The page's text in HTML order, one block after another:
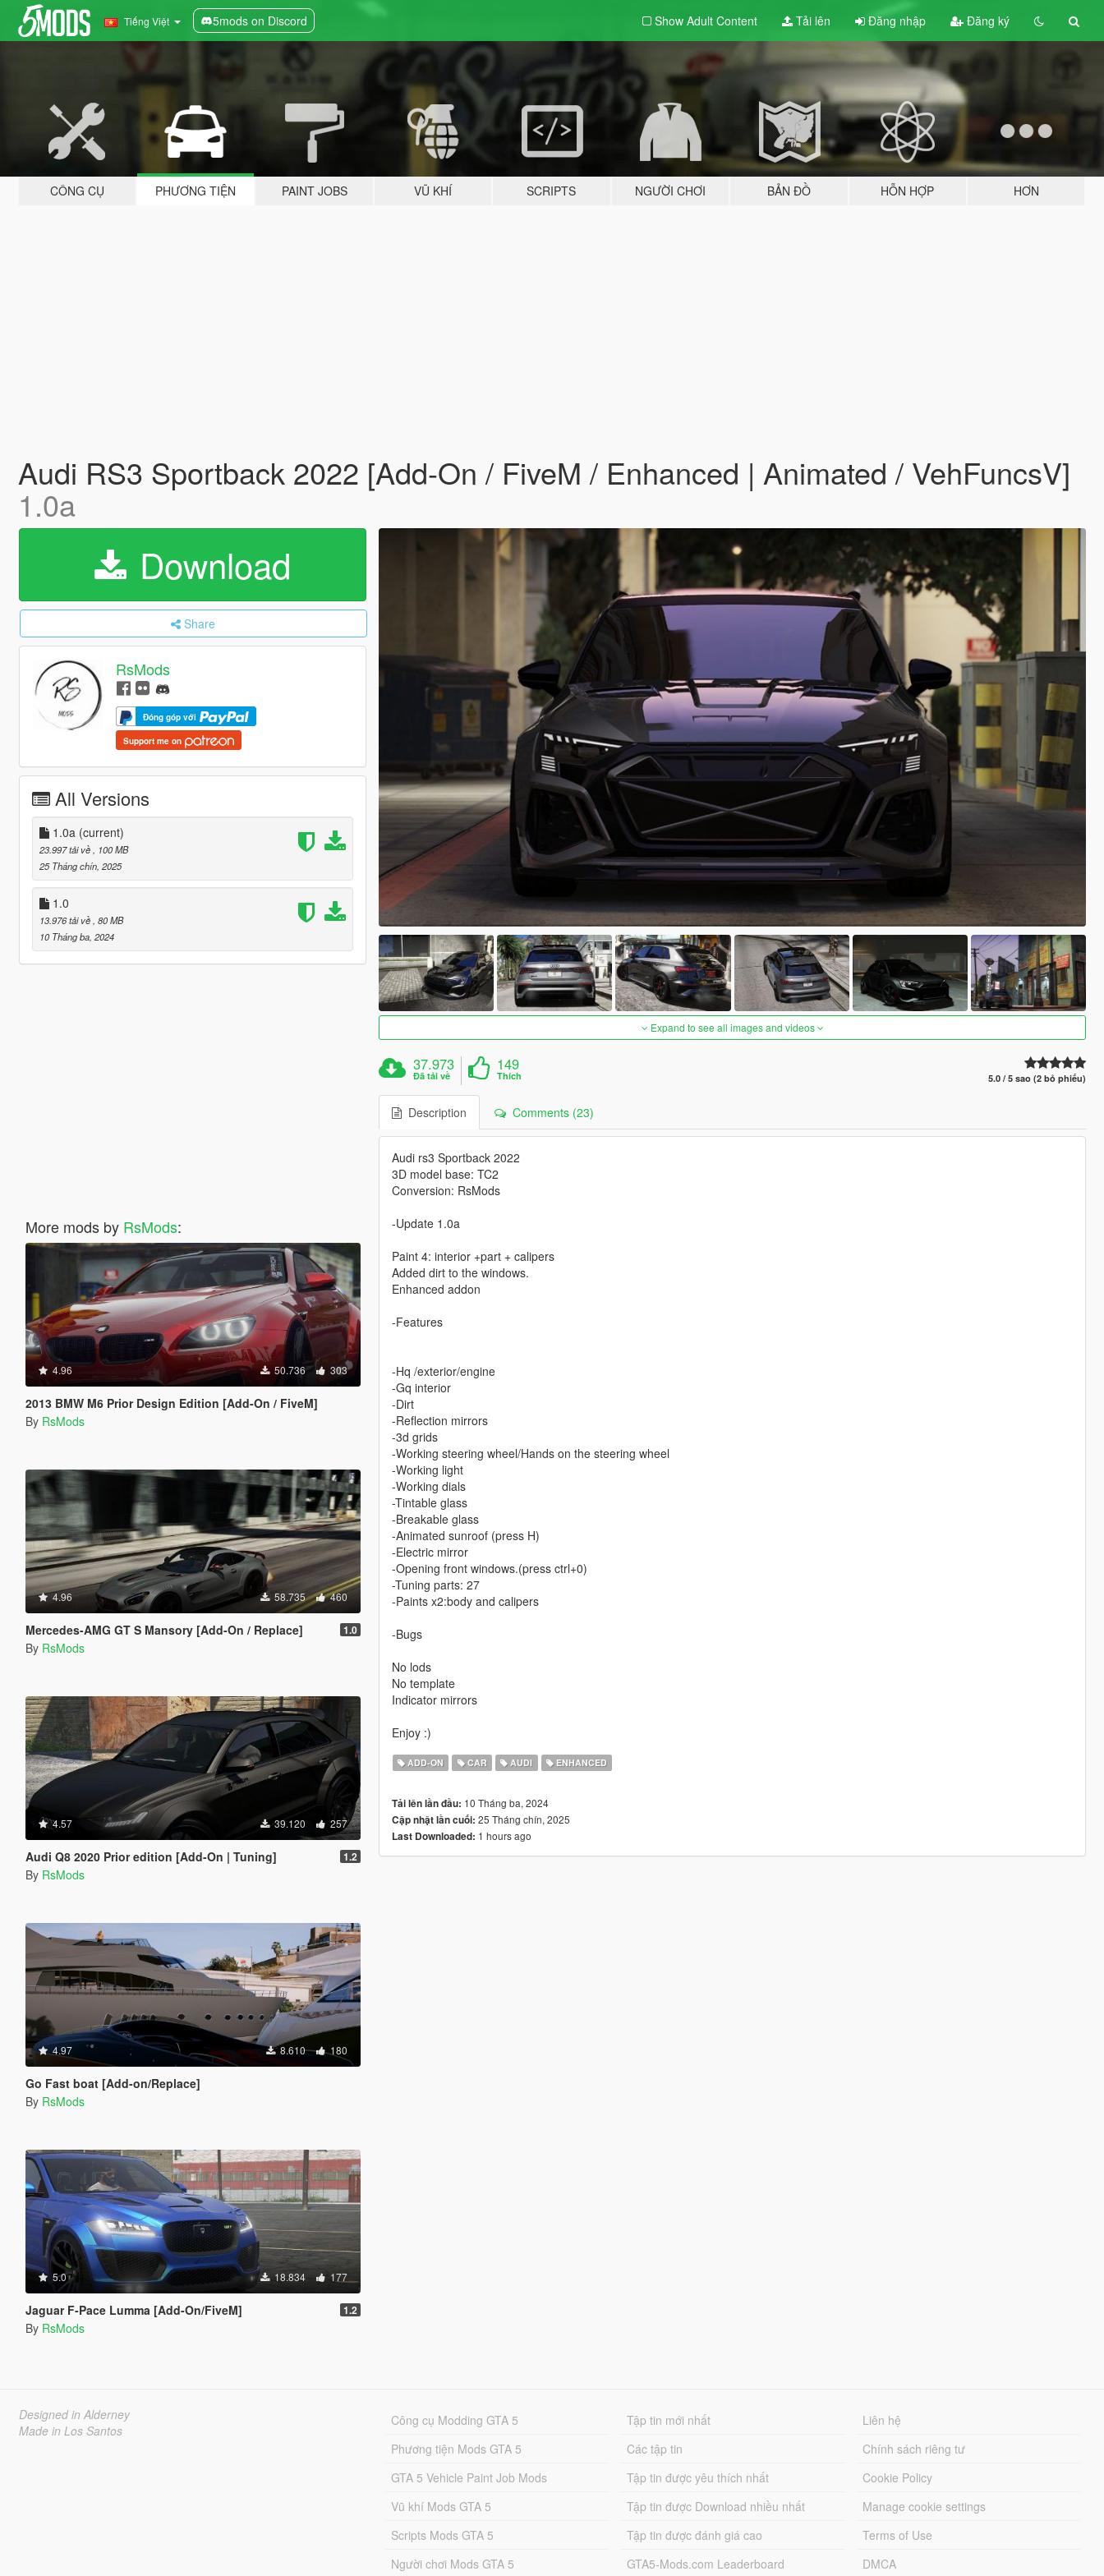
Tiếng Việt 5mods on Discord Show Adult Content Tải lên Đăng nhập Đăng ký
CÔNG CỤ PHƯƠNG TIỆN PAINT JOBS VŨ KHÍ SCRIPTS NGƯỜI CHƠI BẢN ĐỒ HỖN HỢP HƠN
Audi RS3 Sportback 2022 [Add-On / FiveM / Enhanced | Animated / VehFuncsV]
1.0a
Download
Share
RsMods
Đóng góp với
Support me on
All Versions
1.0a (current)
23.997 tải về
, 100 MB
25 Tháng chín, 2025
1.0
13.976 tải về , 80 MB
10 Tháng ba, 2024
More mods by RsMods:
4.96 50.736 303
2013 BMW M6 Prior Design Edition [Add-On / FiveM]
By RsMods
4.96 58.735 460
Mercedes-AMG GT S Mansory [Add-On / Replace] 1.0
By RsMods
4.57 39.120 257
Audi Q8 2020 Prior edition [Add-On | Tuning] 1.2
By RsMods
4.97 8.610 180
Go Fast boat [Add-on/Replace]
By RsMods
5.0 18.834 177
Jaguar F-Pace Lumma [Add-On/FiveM] 1.2
By RsMods
Expand to see all images and videos
37.973
Đã tải về
149
Thích 5.0 / 5 sao (2 bỏ phiếu)
Description Comments (23)
Audi rs3 Sportback 2022
3D model base: TC2
Conversion: RsMods
-Update 1.0a
Paint 4: interior +part + calipers
Added dirt to the windows.
Enhanced addon
-Features
-Hq /exterior/engine
-Gq interior
-Dirt
-Reflection mirrors
-3d grids
-Working steering wheel/Hands on the steering wheel
-Working light
-Working dials
-Tintable glass
-Breakable glass
-Animated sunroof (press H)
-Electric mirror
-Opening front windows.(press ctrl+0)
-Tuning parts: 27
-Paints x2:body and calipers
-Bugs
No lods
No template
Indicator mirrors
Enjoy :)
ADD-ON CAR AUDI ENHANCED
Tải lên lần đầu: 10 Tháng ba, 2024
Cập nhật lần cuối: 25 Tháng chín, 2025
Last Downloaded: 1 hours ago
Designed in Alderney
Made in Los Santos
Công cụ Modding GTA 5
Phương tiện Mods GTA 5
GTA 5 Vehicle Paint Job Mods
Vũ khí Mods GTA 5
Scripts Mods GTA 5
Người chơi Mods GTA 5
Tập tin mới nhất
Các tập tin
Tập tin được yêu thích nhất
Tập tin được Download nhiều nhất
Tập tin được đánh giá cao
GTA5-Mods.com Leaderboard
Liên hệ
Chính sách riêng tư
Cookie Policy
Manage cookie settings
Terms of Use
DMCA